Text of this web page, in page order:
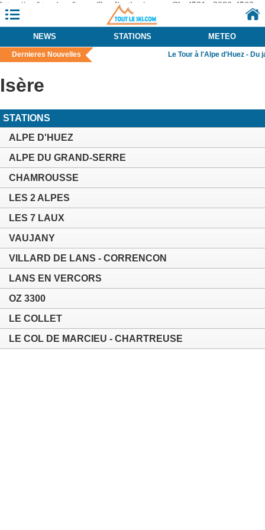
https://wcf.tourinsoft.com/Syndication/anmsm/0be4531a-2080-4502-
8092-0a03348c5d69/Objects?
$format=json&$filter=massif%20eq%20%27Isère%27
NEWS STATIONS METEO
Dernieres Nouvelles Le Tour à l'Alpe d'Huez - Du
Isère
STATIONS
ALPE D'HUEZ
ALPE DU GRAND-SERRE
CHAMROUSSE
LES 2 ALPES
LES 7 LAUX
VAUJANY
VILLARD DE LANS - CORRENCON
LANS EN VERCORS
OZ 3300
LE COLLET
LE COL DE MARCIEU - CHARTREUSE